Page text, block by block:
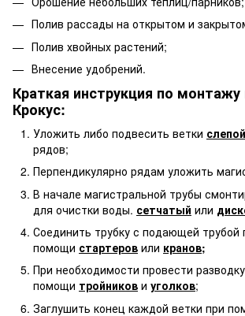
Полив рассады на открытом и
Полив хвойных растений;
Внесение удобрений.
Краткая инструкция по
Крокус:
Уложить либо подвесить ветки
рядов;
Перпендикулярно рядам уложить
В начале магистральной трубы
для очистки воды. сетчатый или
Соединить трубку с подающей трубой
помощи стартеров или кранов;
При необходимости провести
помощи тройников и уголков;
Заглушить конец каждой ветки при